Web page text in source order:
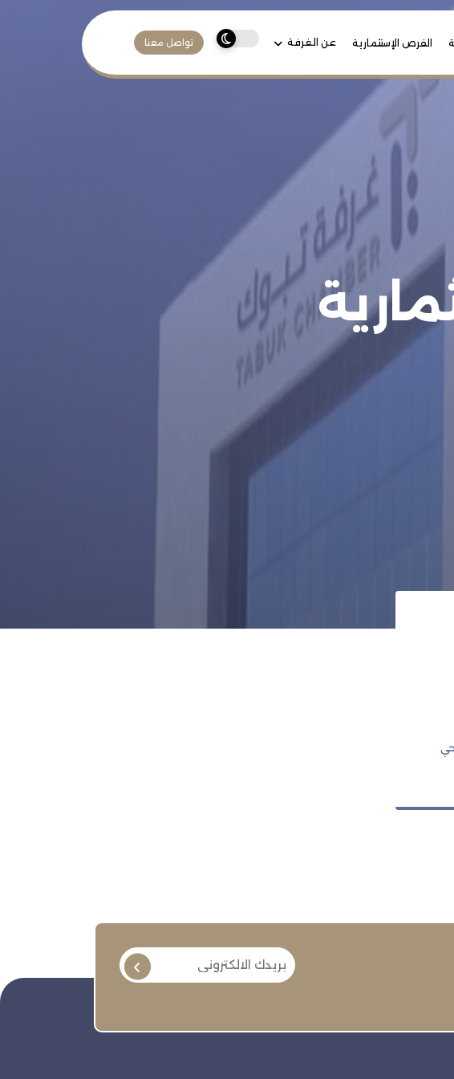
الفرص الإستثمارية عن الغرفة تواصل معنا
حي